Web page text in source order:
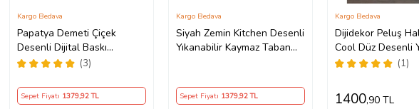
Papatya Demeti Çiçek
Desenli Dijital Baskı
Yıkanabilir Kaymaz Taban
(3)
Kargo Bedava
Sepet Fiyatı 1379,92 TL
Siyah Zemin Kitchen Desenli
Yıkanabilir Kaymaz Taban
Kargo Bedava
Sepet Fiyatı 1379,92 TL
Dijidekor Peluş
Cool Düz Desenli
Post Yolluk Kilim
(1)
Kargo Bedava
1400,90 TL